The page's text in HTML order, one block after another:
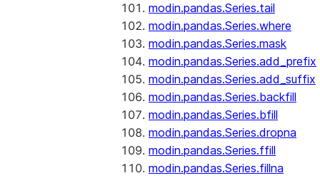
modin.pandas.Series.tail
modin.pandas.Series.where
modin.pandas.Series.mask
modin.pandas.Series.add_prefix
modin.pandas.Series.add_suffix
modin.pandas.Series.backfill
modin.pandas.Series.bfill
modin.pandas.Series.dropna
modin.pandas.Series.ffill
modin.pandas.Series.fillna